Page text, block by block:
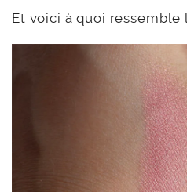
Et voici à quoi ressemble